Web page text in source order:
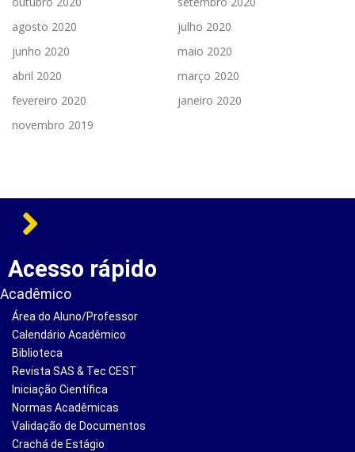
agosto 2020
julho 2020
junho 2020
maio 2020
abril 2020
março 2020
fevereiro 2020
janeiro 2020
novembro 2019
Acesso rápido
Acadêmico
Área do Aluno/Professor
Calendário Acadêmico
Biblioteca
Revista SAS & Tec CEST
Iniciação Científica
Normas Acadêmicas
Validação de Documentos
Crachá de Estágio